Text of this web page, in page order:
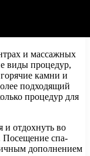
и массажных
виды процедур,
камни и
подходящий
процедур для
и отдохнуть во
Посещение спа-
дополнением